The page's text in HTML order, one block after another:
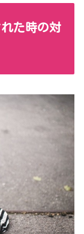
た時の対